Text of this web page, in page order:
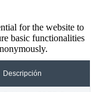
for the website to
basic functionalities
Descripción